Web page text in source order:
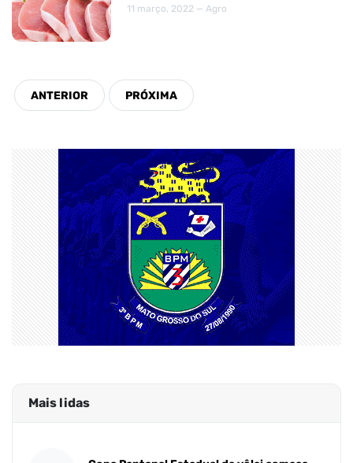
11 março, 2022 — Agro
Mais lidas